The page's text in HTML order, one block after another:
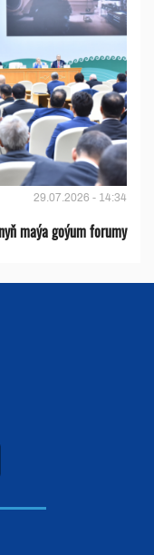
29.07.2026 - 14:34
maýa goýum forumy